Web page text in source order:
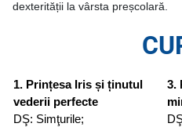
dexterității la vârsta preșcolară.
1. Prințesa Iris și ținutul
vederii perfecte
DŞ: Simţurile;
3.